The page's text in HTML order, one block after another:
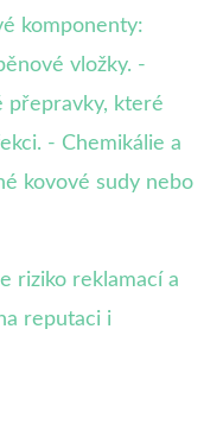
komponenty:
vložky. -
přepravky, které
- Chemikálie a
kovové sudy nebo
riziko reklamací a
reputaci i